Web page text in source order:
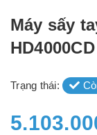
Máy sấy
HD4000CD
Trạng thái: